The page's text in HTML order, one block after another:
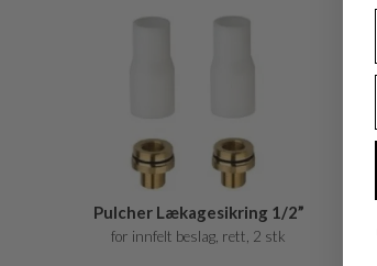
Pulcher Lækagesikring 1/2”
for innfelt beslag, rett, 2 stk